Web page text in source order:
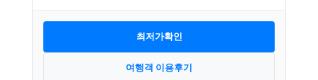
최저가확인
여행객 이용후기